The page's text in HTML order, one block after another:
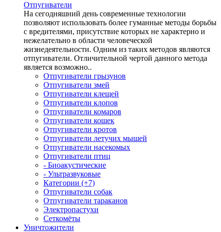
Отпугиватели
На сегодняшний день современные технологии
позволяют использовать более гуманные методы борьбы
с вредителями, присутствие которых не характерно и
нежелательно в области человеческой
жизнедеятельности. Одним из таких методов являются
отпугиватели. Отличительной чертой данного метода
является возможно..
Отпугиватели грызунов
Отпугиватели змей
Отпугиватели клещей
Отпугиватели клопов
Отпугиватели комаров
Отпугиватели кошек
Отпугиватели кротов
Отпугиватели летучих мышей
Отпугиватели насекомых
Отпугиватели птиц
- Биоакустические
- Ультразвуковые
Категории (+7)
Отпугиватели собак
Отпугиватели тараканов
Электропастухи
Сеткомёты
Уничтожители